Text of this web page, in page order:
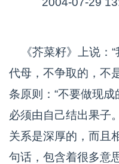
《芥菜籽》上说：“
代母，不争取的，不
条原则：“不要做现
必须由自己结出果子
关系是深厚的，而且
句话，包含着很多意